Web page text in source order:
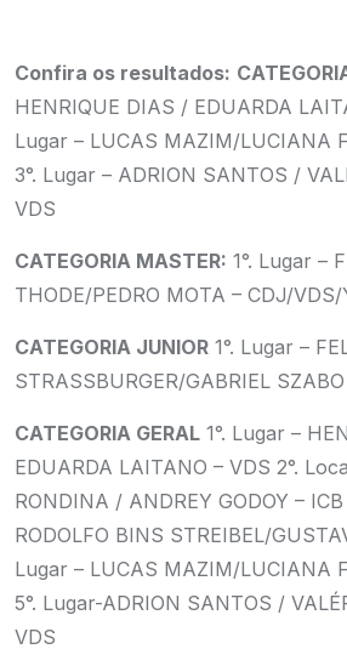
Confira os resultados:
HENRIQUE DIAS / EDUARDA
Lugar – LUCAS MAZIM/LUCIANA
3°. Lugar – ADRION SANTOS /
VDS
CATEGORIA MASTER: 1°. Lugar –
THODE/PEDRO MOTA – CDJ/VDS/
CATEGORIA JUNIOR 1°. Lugar –
STRASSBURGER/GABRIEL
CATEGORIA GERAL 1°. Lugar –
EDUARDA LAITANO – VDS 2°.
RONDINA / ANDREY GODOY – ICB
RODOLFO BINS STREIBEL/
Lugar – LUCAS MAZIM/LUCIANA
5°. Lugar-ADRION SANTOS /
VDS